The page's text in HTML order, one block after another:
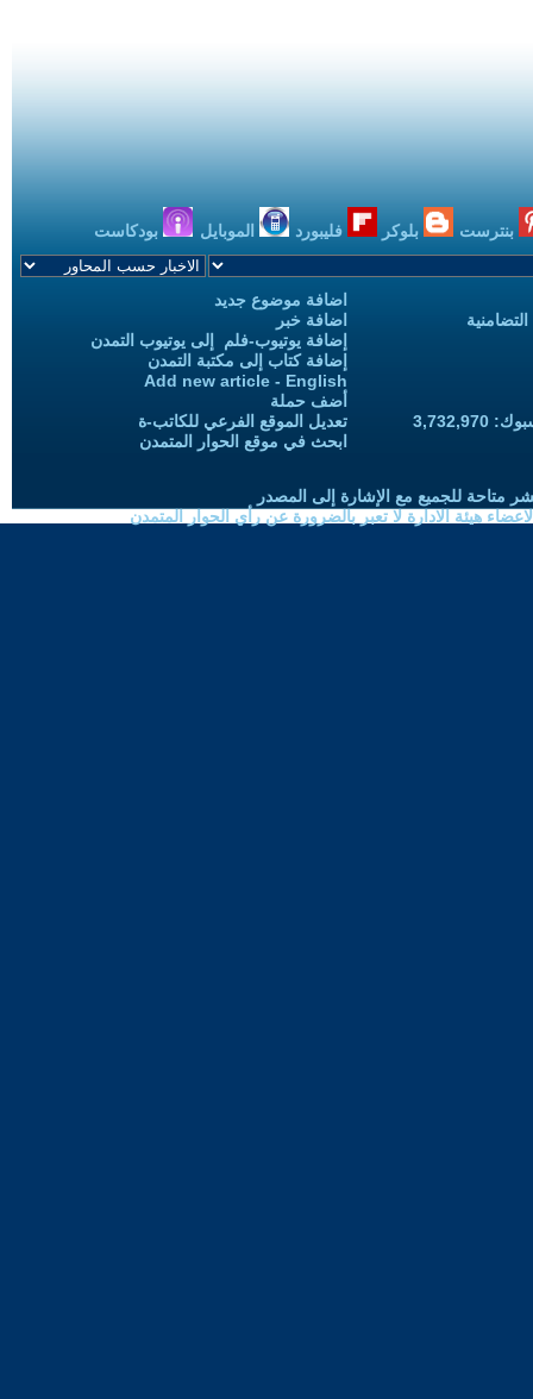
بنترست بلوكر فليبورد الموبايل بودكاست
اضافة موضوع جديد
اضافة خبر
إضافة يوتيوب-فلم إلى يوتيوب التمدن
إضافة كتاب إلى مكتبة التمدن
Add new article - English
أضف حملة
تعديل الموقع الفرعي للكاتب-ة
ابحث في موقع الحوار المتمدن
متاحة للجميع مع الإشارة إلى المصدر
هيئة الادارة لا تعبر بالضرورة عن رأي الحوار المتمدن